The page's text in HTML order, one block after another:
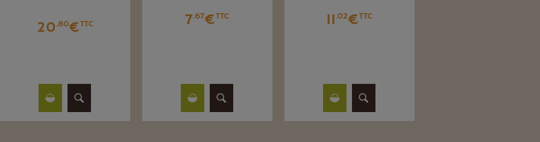
20.80€TTC 7.67€TTC 11.02€TTC